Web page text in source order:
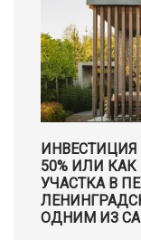
50% ИЛИ
УЧАСТКА В
ОДНИМ ИЗ